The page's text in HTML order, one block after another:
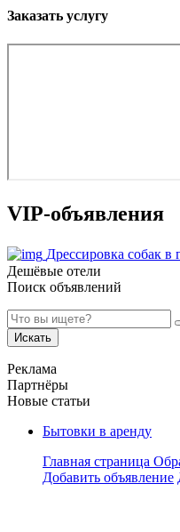
Заказать услугу
VIP-объявления
Дрессировка собак в
Дешёвые отели
Поиск объявлений
Искать
Реклама
Партнёры
Новые статьи
Бытовки в аренду
Главная страница
Добавить объявление